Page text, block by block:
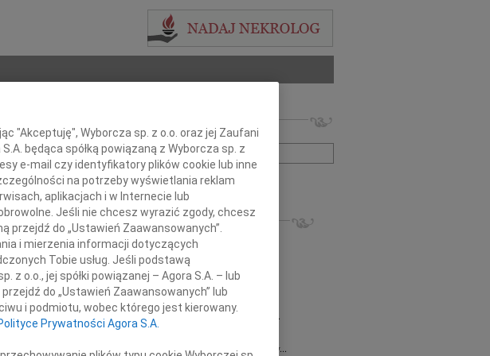
Imię i nazwisko lub numer ogłoszenia:
+ szukanie zaawansowane
INNE NEKROLOGI
06.08.2026Gdańsk
Drogi Piotrze Koleżanki i Koledzy z firmy...
05.08.2026Gdańsk
Nasze Koleżance Renacie Sęk w trudnych...
04.08.2026
Gdańsk
Panu Piotrowi Widzowi Radnemu Sejmiku...
Zofia Mazurek
Naszej Koleżance Beacie Rumińskiej wyrazy...
"Akceptuję", Wyborcza sp. z o.o. oraz jej Zaufani
będąca spółką powiązaną z Wyborcza sp. z
e-mail czy identyfikatory plików cookie lub inne
na potrzeby wyświetlania reklam
aplikacjach i w Internecie lub
Jeśli nie chcesz wyrazić zgody, chcesz
do „Ustawień Zaawansowanych”.
i mierzenia informacji dotyczących
Tobie usług. Jeśli podstawą
o.o., jej spółki powiązanej – Agora S.A. – lub
do „Ustawień Zaawansowanych” lub
i podmiotu, wobec którego jest kierowany.
Prywatności Agora S.A.